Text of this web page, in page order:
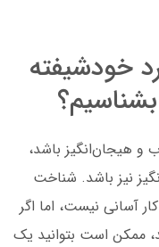
خودشیفته
بشناسیم؟
و هیجان‌انگیز باشد،
نیز باشد. شناخت
آسانی نیست، اما اگر
ممکن است بتوانید یک